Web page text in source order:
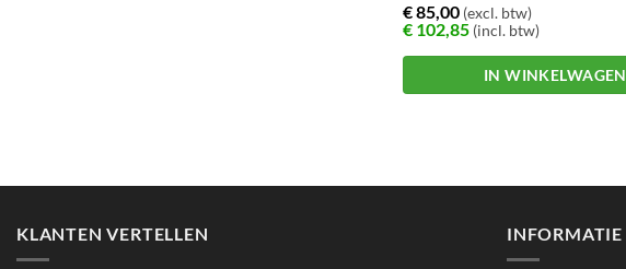
€85,00 (excl. btw)
€ 102,85 (incl. btw)
IN WINKELWAGEN
KLANTEN VERTELLEN INFORMATIE